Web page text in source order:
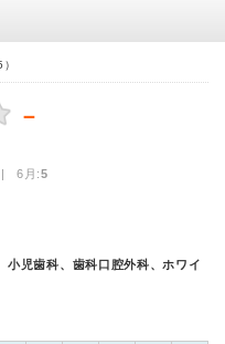
－
6月:5
小児歯科、歯科口腔外科、ホワイ